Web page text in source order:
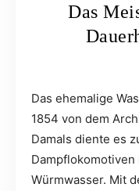
Das
Das ehemalige
1854 von dem
Damals diente es
Würmwasser. Mit